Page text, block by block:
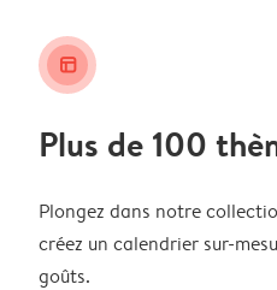
layout_alt
Plus de 100
Plongez dans notre
créez un calendrier sur-
goûts.